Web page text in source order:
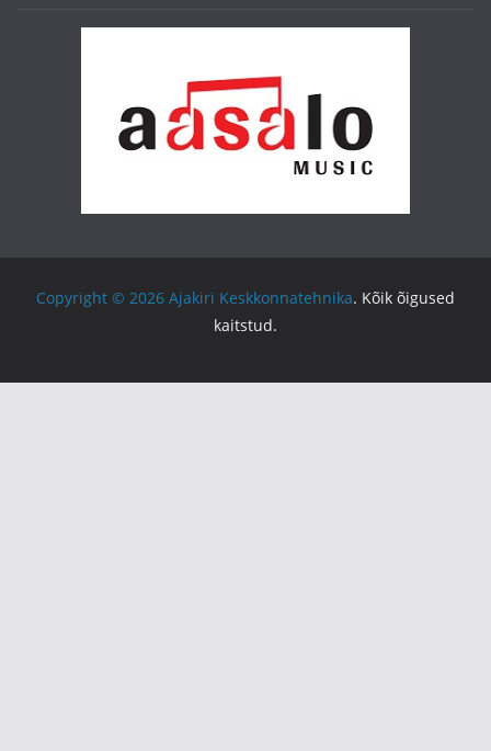
Copyright © 2026 Ajakiri Keskkonnatehnika. Kõik õigused
kaitstud.